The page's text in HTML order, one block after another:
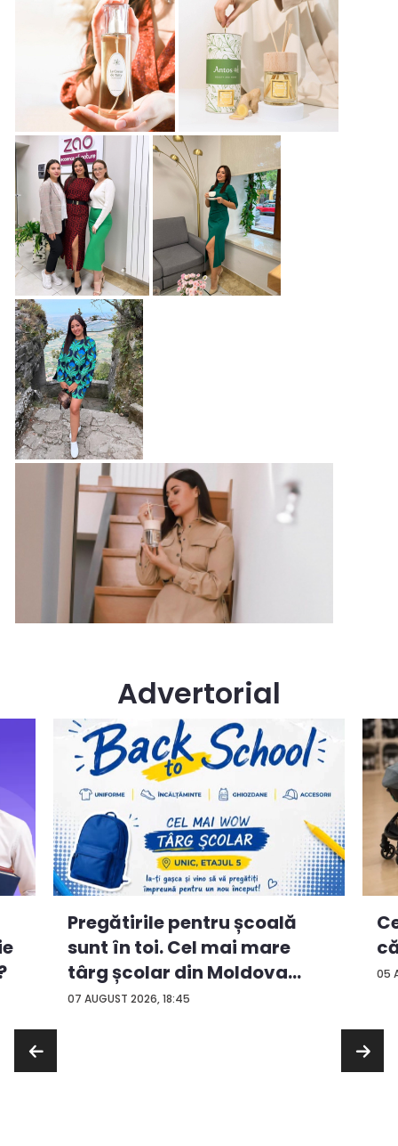
Advertorial
07 AUGUST 2026, 18:45
Pregătirile pentru școală
sunt în toi. Cel mai mare
târg școlar din Moldova
con...
05